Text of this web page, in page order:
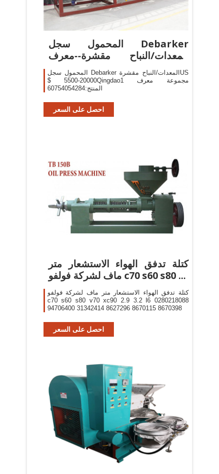
المحمول سجل Debarker
المعدات/النباح مقشرة--معرف
المحمول سجل Debarker المعدات/النباح مقشرةUS
$ 5500-20000Qingdao1 مجموعة معرف
المنتج:60754054284
احصل على السعر
كتلة تدفق الهواء الاستشعار متر
ماف لشركة فولفو c70 s60 s80 ...
كتلة تدفق الهواء الاستشعار متر ماف لشركة فولفو
c70 s60 s80 v70 xc90 2.9 3.2 l6 0280218088
94706400 31342414 8627296 8670115 8670398
احصل على السعر